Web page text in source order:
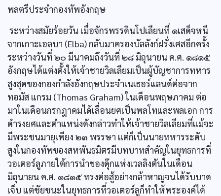
พลตรีประจำกองทัพอังกฤษ
ระหว่างสมัยร้อยวัน เมื่อจักรพรรดินโปเลียนที่ ๑เสด็จหนี
จากเกาะเอลบา (Elba) กลับมาครองบัลลังก์ฝรั่งเศสอีกครั้ง
ระหว่างวันที่ ๒๐ มีนาคมถึงวันที่ ๒๘ มิถุนายน ค.ศ. ๑๘๑๕
อังกฤษได้แต่งตั้งให้เจ้าชายวิลเลียมเป็นผู้บัญชาการทหาร
สูงสุดของกองกำลังอังกฤษประจำเนเธอร์แลนด์ต่อจาก
ทอมัส แกรม (Thomas Graham) ในเดือนพฤษภาคม ต่อ
มาในเดือนกรกฎาคมได้เลื่อนยศเป็นพลโทและพลเอก การ
ดำรงยศและตำแหน่งดังกล่าวทำให้เจ้าชายวิลเลียมที่แม้จะ
มีพระชนมายุเพียง ๒๓ พรรษา แต่ก็เป็นนายทหารระดับ
สูงในกองทัพของสหพันธมิตรมีบทบาทสำคัญในยุทธการที่
วอเตอร์ลูภายใต้การนำของดุ๊กแห่งเวลลิงตันในเดือน
มิถุนายน ค.ศ. ๑๘๑๕ ทรงต่อสู้อย่างกล้าหาญจนได้รับบาด
เจ็บ แต่ชัยชนะในยุทธการที่วอเตอร์ลูก็ทำให้พระองค์ได้